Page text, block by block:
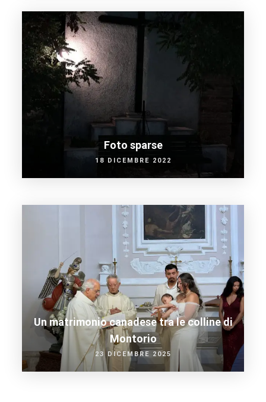
Foto sparse
18 DICEMBRE 2022
Un matrimonio canadese tra le colline di
Montorio
23 DICEMBRE 2025